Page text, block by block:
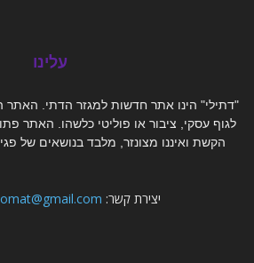
עלינו
"דתילי" הינו אתר חדשות למגזר הדתי. האתר
לגוף עסקי, ציבור או פוליטי כלשהו. האתר
הקשת ואיננו מצונזר, מלבד בנושאים של
יצירת קשר: